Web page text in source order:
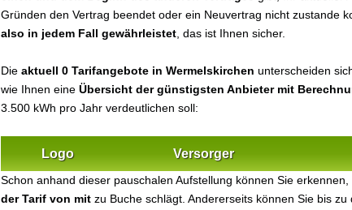
Gründen den Vertrag beendet oder ein Neuvertrag nicht zustande
also in jedem Fall gewährleistet , das ist Ihnen sicher.
Die aktuell 0 Tarifangebote in Wermelskirchen unterscheiden
wie Ihnen eine Übersicht der günstigsten Anbieter mit
3.500 kWh pro Jahr verdeutlichen soll:
Logo Versorger
Schon anhand dieser pauschalen Aufstellung können Sie
der Tarif von mit zu Buche schlägt. Andererseits können Sie bis